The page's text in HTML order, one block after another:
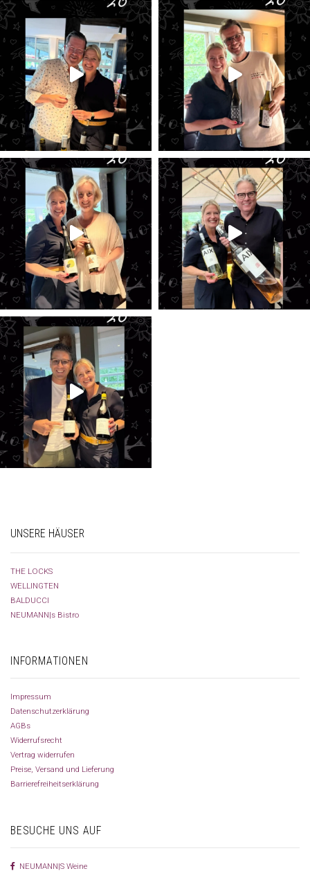
UNSERE HÄUSER
THE LOCKS
WELLINGTEN
BALDUCCI
NEUMANN|s Bistro
INFORMATIONEN
Impressum
Datenschutzerklärung
AGBs
Widerrufsrecht
Vertrag widerrufen
Preise, Versand und Lieferung
Barrierefreiheitserklärung
BESUCHE UNS AUF
NEUMANN|S Weine